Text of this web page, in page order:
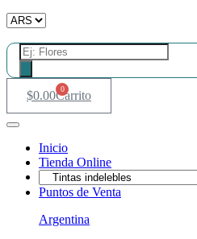
Búsqueda
de
productos
$0.00 0
Carrito
Inicio
Tienda Online
Puntos de Venta
Argentina